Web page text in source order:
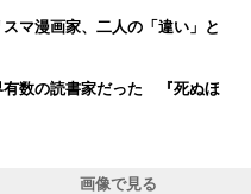
マ漫画家、二人の「違い」と
有数の読書家だった 『死ぬほ
画像で見る